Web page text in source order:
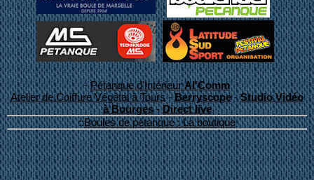
-Pétanque d'IntérieurAl'Comm
Atelier de Coiffure Végétal à Tours-Berryscope-Studio Vidéo
à Bourges-Direct live
::Boules de pétanque : La boutique